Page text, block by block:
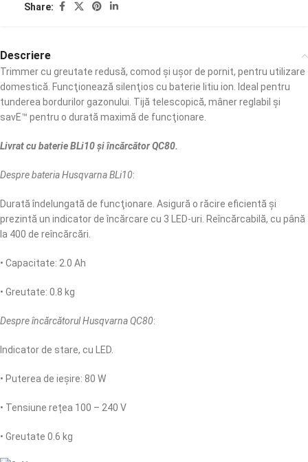
Share:
Descriere
Trimmer cu greutate redusă, comod şi uşor de pornit, pentru utilizare
domestică. Funcţionează silenţios cu baterie litiu ion. Ideal pentru
tunderea bordurilor gazonului. Tijă telescopică, mâner reglabil şi
savE™ pentru o durată maximă de funcţionare.
Livrat cu baterie BLi10 și încărcător QC80.
Despre bateria Husqvarna BLi10:
Durată îndelungată de funcţionare. Asigură o răcire eficientă şi
prezintă un indicator de încărcare cu 3 LED-uri. Reîncărcabilă, cu până
la 400 de reîncărcări.
• Capacitate: 2.0 Ah
• Greutate: 0.8 kg
Despre încărcătorul Husqvarna QC80:
Indicator de stare, cu LED.
• Puterea de ieșire: 80 W
• Tensiune rețea 100 – 240 V
• Greutate 0.6 kg